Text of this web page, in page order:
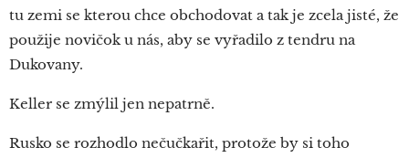
tu zemi se kterou chce obchodovat a tak je zcela jisté, že
použije novičok u nás, aby se vyřadilo z tendru na
Dukovany.
Keller se zmýlil jen nepatrně.
Rusko se rozhodlo nečučkařit, protože by si toho